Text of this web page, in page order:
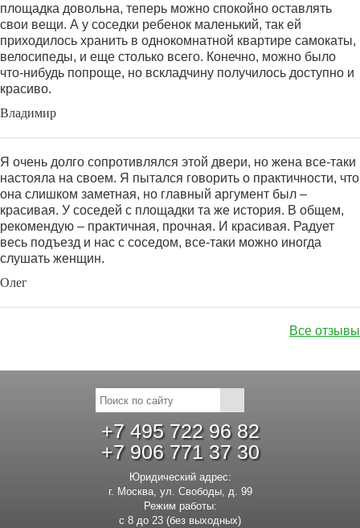
площадка довольна, теперь можно спокойно оставлять
свои вещи. А у соседки ребенок маленький, так ей
приходилось хранить в однокомнатной квартире самокаты,
велосипеды, и еще столько всего. Конечно, можно было
что-нибудь попроще, но вскладчину получилось доступно и
красиво.
Владимир
Я очень долго сопротивлялся этой двери, но жена все-таки
настояла на своем. Я пытался говорить о практичности, что
она слишком заметная, но главный аргумент был –
красивая. У соседей с площадки та же история. В общем,
рекомендую – практичная, прочная. И красивая. Радует
весь подъезд и нас с соседом, все-таки можно иногда
слушать женщин.
Олег
Все отзывы
+7 495 722 96 82
+7 906 771 37 30
Юридический адрес:
г. Москва, ул. Свободы, д. 99
Режим работы:
с 8 до 23 (без выходных)